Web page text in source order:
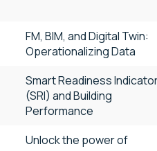
FM, BIM, and Digital Twin:
Operationalizing Data
Smart Readiness
(SRI) and Building
Performance
Unlock the power of